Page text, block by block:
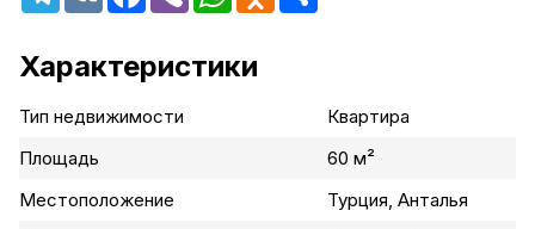
Характеристики
Тип недвижимости
Квартира
Площадь
60 м²
Местоположение
Турция, Анталья